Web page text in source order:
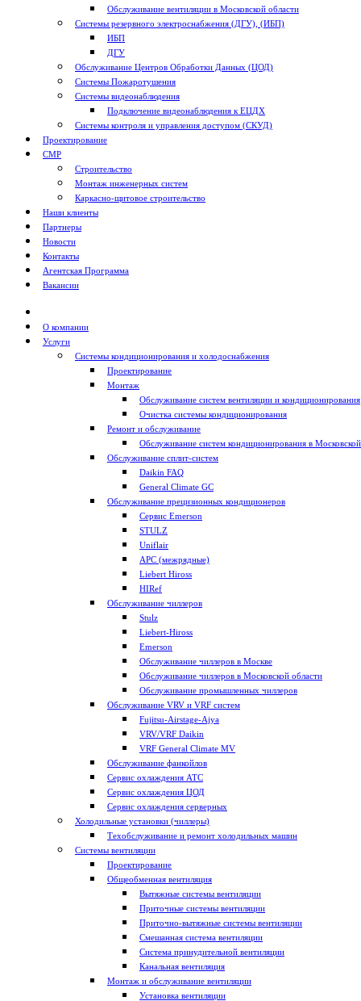
Обслуживание вентиляции в Московской области
Системы резервного электроснабжения (ДГУ), (ИБП)
ИБП
ДГУ
Обслуживание Центров Обработки Данных (ЦОД)
Системы Пожаротушения
Системы видеонаблюдения
Подключение видеонаблюдения к ЕЦДХ
Системы контроля и управления доступом (СКУД)
Проектирование
СМР
Строительство
Монтаж инженерных систем
Каркасно-щитовое строительство
Наши клиенты
Партнеры
Новости
Контакты
Агентская Программа
Вакансии
О компании
Услуги
Системы кондиционирования и холодоснабжения
Проектирование
Монтаж
Обслуживание систем вентиляции и кондиционирования
Очистка системы кондиционирования
Ремонт и обслуживание
Обслуживание систем кондиционирования в
Обслуживание сплит-систем
Daikin FAQ
General Climate GC
Обслуживание прецизионных кондиционеров
Сервис Emerson
STULZ
Uniflair
APC (межрядные)
Liebert Hiross
HIRef
Обслуживание чиллеров
Stulz
Liebert-Hiross
Emerson
Обслуживание чиллеров в Москве
Обслуживание чиллеров в Московской области
Обслуживание промышленных чиллеров
Обслуживание VRV и VRF систем
Fujitsu-Airstage-Ajya
VRV/VRF Daikin
VRF General Climate MV
Обслуживание фанкойлов
Сервис охлаждения АТС
Сервис охлаждения ЦОД
Сервис охлаждения серверных
Холодильные установки (чиллеры)
Техобслуживание и ремонт холодильных машин
Системы вентиляции
Проектирование
Общеобменная вентиляция
Вытяжные системы вентиляции
Приточные системы вентиляции
Приточно-вытяжные системы вентиляции
Смешанная система вентиляции
Система принудительной вентиляции
Канальная вентиляция
Монтаж и обслуживание вентиляции
Установка вентиляции